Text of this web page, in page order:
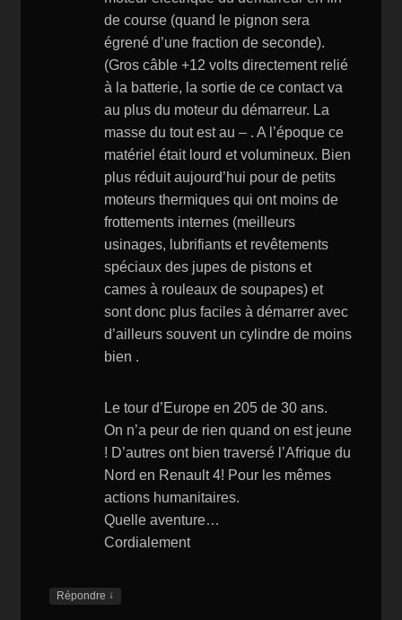
de course (quand le pignon sera
égrené d’une fraction de seconde).
(Gros câble +12 volts directement relié
à la batterie, la sortie de ce contact va
au plus du moteur du démarreur. La
masse du tout est au – . A l’époque ce
matériel était lourd et volumineux. Bien
plus réduit aujourd’hui pour de petits
moteurs thermiques qui ont moins de
frottements internes (meilleurs
usinages, lubrifiants et revêtements
spéciaux des jupes de pistons et
cames à rouleaux de soupapes) et
sont donc plus faciles à démarrer avec
d’ailleurs souvent un cylindre de moins
bien .
Le tour d’Europe en 205 de 30 ans.
On n’a peur de rien quand on est jeune
! D’autres ont bien traversé l’Afrique du
Nord en Renault 4! Pour les mêmes
actions humanitaires.
Quelle aventure…
Cordialement
Répondre ↓